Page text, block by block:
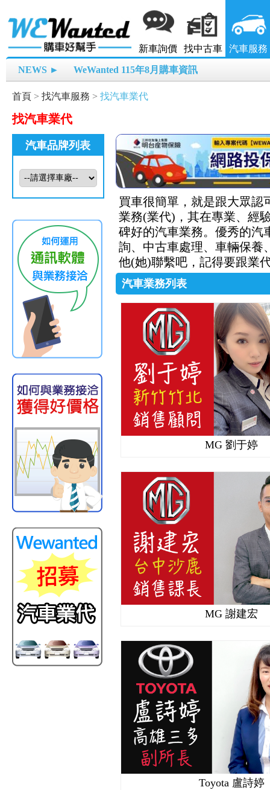
新車詢價 找中古車 汽車服務
NEWS ► WeWanted 115年8月購車資訊
首頁 > 找汽車服務 > 找汽車業代
找汽車業代
汽車品牌列表
買車很簡單，就是跟大眾認
業務(業代)，其在專業、經
碑好的汽車業務。優秀的汽
詢、中古車處理、車輛保養
他(她)聯繫吧，記得要跟業
汽車業務列表
MG 劉于婷
MG 謝建宏
Toyota 盧詩婷